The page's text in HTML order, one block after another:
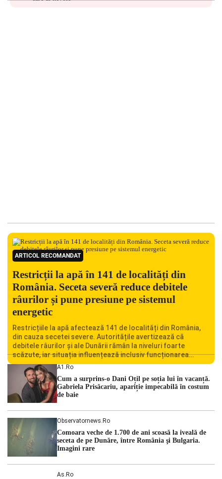
ARTICOL RECOMANDAT
Restricții la apă în 141 de localități din
România. Seceta severă reduce debitele
râurilor și pune presiune pe sistemul
energetic
Restricțiile la apă afectează 141 de localități din România,
din cauza secetei severe. Autoritățile avertizează că
debitele râurilor și ale Dunării rămân la niveluri foarte
scăzute, iar situația influențează inclusiv funcționarea
Centralei Nucleare de la Cernavodă. România se confruntă
cu una dintre cele mai dificile perioade din punct de vedere
hidrologic din ultimii ani. Lipsa […]
A1.ro
Cum a surprins-o Dani Oțil pe soția lui în vacanță.
Gabriela Prisăcariu, apariție impecabilă în costum
de baie
Observatornews.ro
Comoara veche de 1.700 de ani scoasă la iveală de
seceta de pe Dunăre, între România şi Bulgaria.
Imagini rare
As.ro